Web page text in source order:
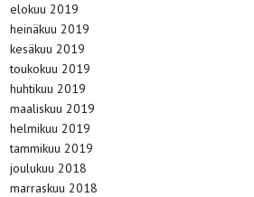
elokuu 2019
heinäkuu 2019
kesäkuu 2019
toukokuu 2019
huhtikuu 2019
maaliskuu 2019
helmikuu 2019
tammikuu 2019
joulukuu 2018
marraskuu 2018